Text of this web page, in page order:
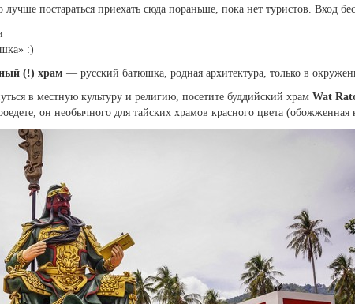
постараться приехать сюда пораньше, пока нет туристов. Вход
:)
(!) храм — русский батюшка, родная архитектура, только в
в местную культуру и религию, посетите буддийский храм Wat
он необычного для тайских храмов красного цвета (обожженная